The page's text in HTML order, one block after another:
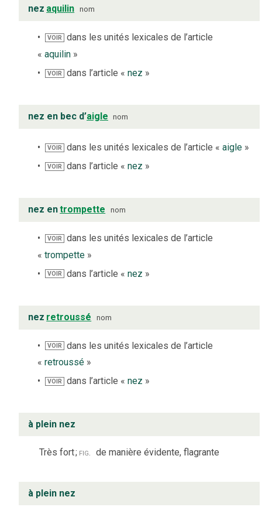
nez aquilin nom
VOIR
dans les unités lexicales de l’article
« aquilin »
VOIR dans l’article «nez »
nez en bec d’aigle nom
VOIR dans les unités lexicales de l’article «aigle »
VOIR dans l’article «nez »
nez entrompette nom
VOIR
dans les unités lexicales de l’article
« trompette »
VOIR dans l’article «nez »
nez retroussé nom
VOIR
dans les unités lexicales de l’article
« retroussé »
VOIR dans l’article «nez »
à plein nez
Très fort; fig. de manière évidente, flagrante
à plein nez